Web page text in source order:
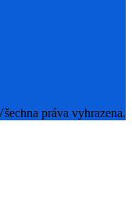
práva vyhrazena.